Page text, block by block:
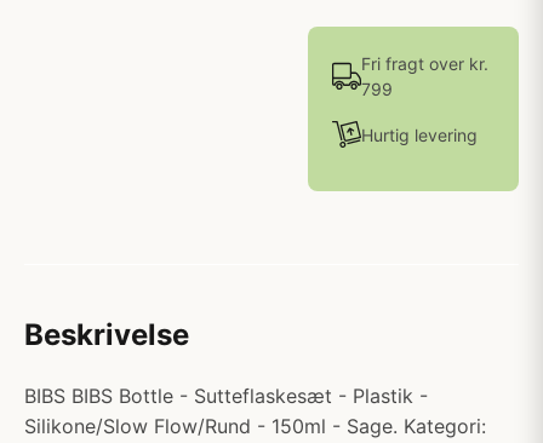
Fri fragt over kr.
799
Hurtig levering
Beskrivelse
BIBS BIBS Bottle - Sutteflaskesæt - Plastik -
Silikone/Slow Flow/Rund - 150ml - Sage. Kategori: